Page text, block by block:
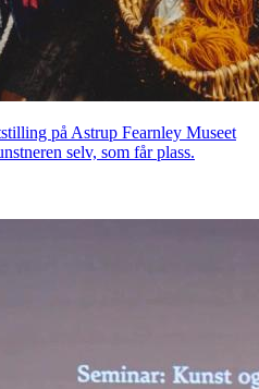
på Astrup Fearnley Museet
selv, som får plass.